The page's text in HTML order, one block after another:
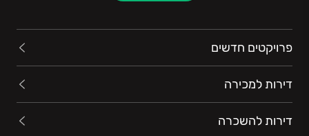
בתחום הנדלן ניסיון של עשרות שנים ומגוון פרויקטים ברחבי
ובנייה איכותית של בנייני מגורים ושכונות מגורים. בימים אלו
מגוון הפרויקטים הללו מצטרפים למיזמים הרבים שעלו על
פרויקטים חדשים
דירות למכירה
דירות להשכרה